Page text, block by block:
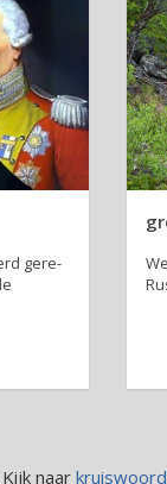
ge­re­
naar